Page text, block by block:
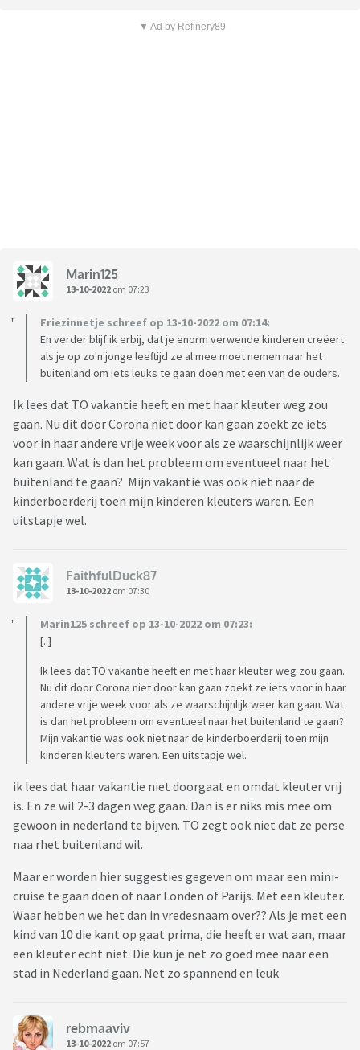
▼ Ad by Refinery89
Marin125
13-10-2022 om 07:23
Friezinnetje schreef op 13-10-2022 om 07:14:
En verder blijf ik erbij, dat je enorm verwende kinderen creëert
als je op zo'n jonge leeftijd ze al mee moet nemen naar het
buitenland om iets leuks te gaan doen met een van de ouders.
Ik lees dat TO vakantie heeft en met haar kleuter weg zou
gaan. Nu dit door Corona niet door kan gaan zoekt ze iets
voor in haar andere vrije week voor als ze waarschijnlijk weer
kan gaan. Wat is dan het probleem om eventueel naar het
buitenland te gaan? Mijn vakantie was ook niet naar de
kinderboerderij toen mijn kinderen kleuters waren. Een
uitstapje wel.
FaithfulDuck87
13-10-2022 om 07:30
Marin125 schreef op 13-10-2022 om 07:23:
[..]
Ik lees dat TO vakantie heeft en met haar kleuter weg zou gaan.
Nu dit door Corona niet door kan gaan zoekt ze iets voor in haar
andere vrije week voor als ze waarschijnlijk weer kan gaan. Wat
is dan het probleem om eventueel naar het buitenland te gaan?
Mijn vakantie was ook niet naar de kinderboerderij toen mijn
kinderen kleuters waren. Een uitstapje wel.
ik lees dat haar vakantie niet doorgaat en omdat kleuter vrij
is. En ze wil 2-3 dagen weg gaan. Dan is er niks mis mee om
gewoon in nederland te bijven. TO zegt ook niet dat ze perse
naa rhet buitenland wil.
Maar er worden hier suggesties gegeven om maar een mini-
cruise te gaan doen of naar Londen of Parijs. Met een kleuter.
Waar hebben we het dan in vredesnaam over?? Als je met een
kind van 10 die kant op gaat prima, die heeft er wat aan, maar
een kleuter echt niet. Die kun je net zo goed mee naar een
stad in Nederland gaan. Net zo spannend en leuk
rebmaaviv
13-10-2022 om 07:57